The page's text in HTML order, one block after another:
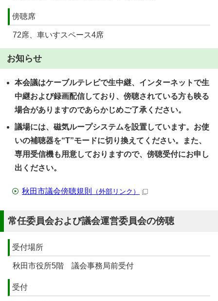
傍聴席
72席、車いすスペース4席
お知らせ
本会議はケーブルテレビで生中継、インターネットで生
中継および録画配信しており、傍聴されている方も映る
場合がありますのであらかじめご了承ください。
議場には、磁気ループシステムを設置しています。お使
いの補聴器を“T”モードに切り換えてください。また、
専用受信機も用意しておりますので、傍聴受付にお申し
出ください。
秋田市議会傍聴規則 （外部リンク）
常任委員会および議会運営委員会の傍聴
受付場所
秋田市役所5階 議会事務局前受付
受付